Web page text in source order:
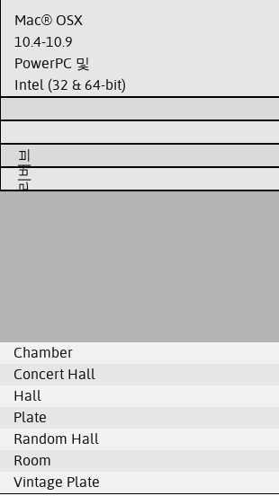
Mac® OSX
10.4-10.9
PowerPC 및
Intel (32 & 64-bit)
리버브
Chamber
Concert Hall
Hall
Plate
Random Hall
Room
Vintage Plate